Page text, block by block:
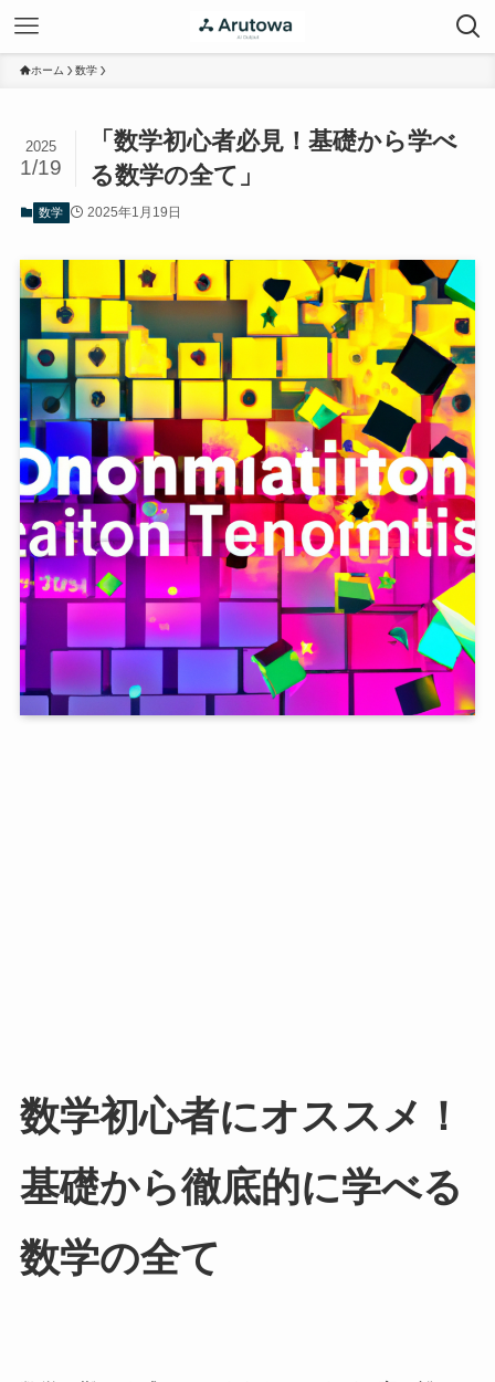
ホーム 数学
「数学初心者必見！基礎から学べ
る数学の全て」
2025
1/19
数学 2025年1月19日
数学初心者にオススメ！
基礎から徹底的に学べる
数学の全て